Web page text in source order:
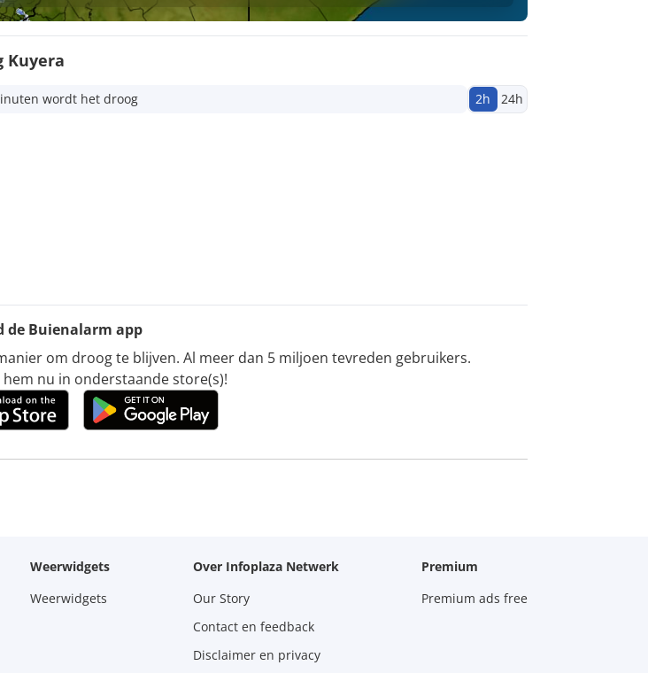
Kuyera
wordt het droog 2h 24h
de Buienalarm app
om droog te blijven. Al meer dan 5 miljoen tevreden gebruikers.
nu in onderstaande store(s)!
Weerwidgets
Weerwidgets
Over Infoplaza Netwerk
Our Story
Contact en feedback
Disclaimer en privacy
Premium
Premium ads free